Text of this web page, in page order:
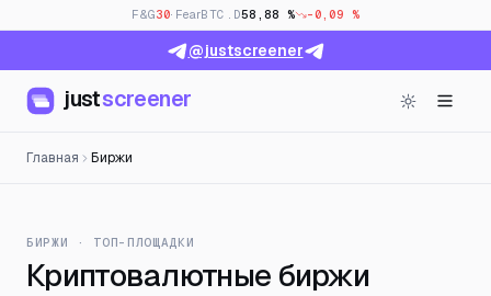
F&G30· FearBTC.D58,88 % -0,09 %
@justscreener
justscreener
Главная Биржи
БИРЖИ · ТОП-ПЛОЩАДКИ
Криптовалютные биржи